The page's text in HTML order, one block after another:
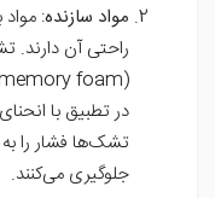
مواد سازنده:
راحتی آن
در تطبیق با
تشک‌ها فشار را
جلوگیری می‌کنند.